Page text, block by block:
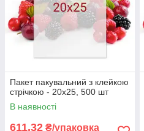
Пакет пакувальний з клейкою
стрічкою - 20х25, 500 шт
В наявності
611,32 ₴/упаковка